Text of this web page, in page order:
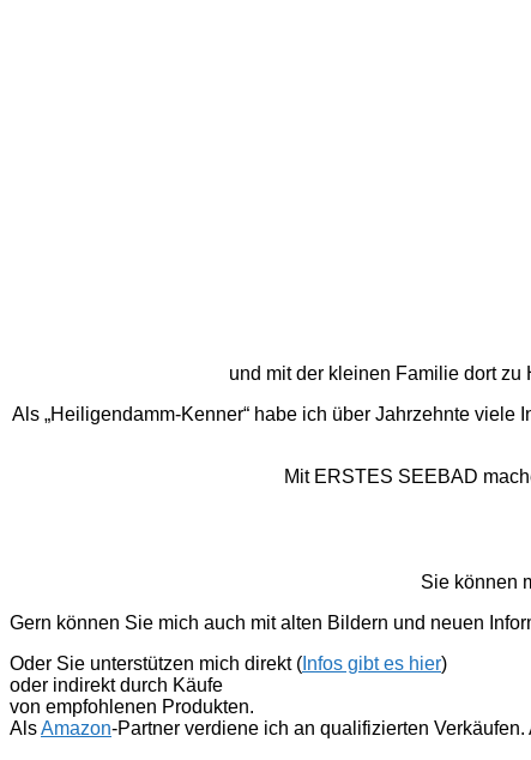
und mit der kleinen Familie dort
Als „Heiligendamm-Kenner“ habe ich über Jahrzehnte
Mit ERSTES SEEBAD
Sie können
Gern können Sie mich auch mit alten Bildern und neuen
Oder Sie unterstützen mich direkt ( Infos gibt es hier)
oder indirekt durch Käufe
von empfohlenen Produkten.
AlsAmazon-Partner verdiene ich an qualifizierten